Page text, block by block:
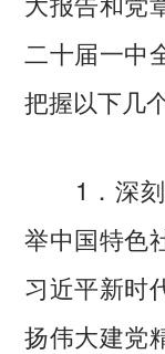
二十届一中
把握以下几
1．深刻
举中国特色
习近平新时
扬伟大建党